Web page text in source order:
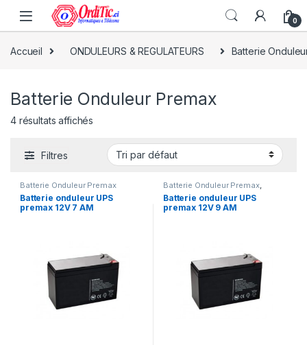
0
Accueil ONDULEURS & REGULATEURS Batterie
Batterie Onduleur Premax
4 résultats affichés
Filtres
Batterie Onduleur Premax
Batterie onduleur UPS
premax 12V 7 AM
Batterie Onduleur Premax,
ONDULEURS & REGULATEURS
Batterie onduleur UPS
premax 12V 9 AM